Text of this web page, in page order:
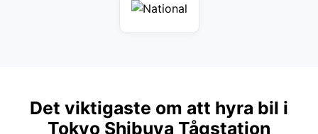
Det viktigaste om att hyra bil i
Tokyo Shibuya Tågstation